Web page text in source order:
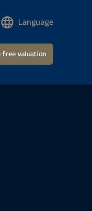
free valuation
Language